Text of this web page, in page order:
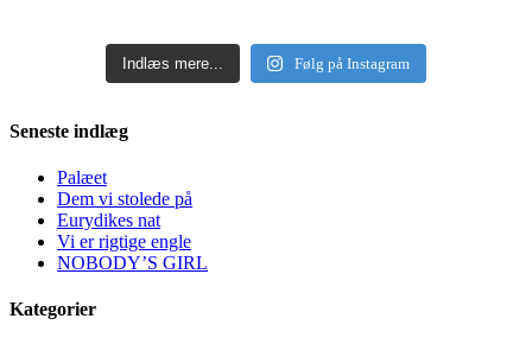
Indlæs mere... Følg på Instagram
Seneste indlæg
Palæet
Dem vi stolede på
Eurydikes nat
Vi er rigtige engle
NOBODY’S GIRL
Kategorier